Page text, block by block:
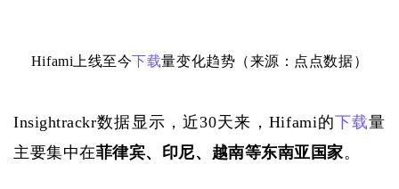
Hifami上线至今下载量变化趋势（来源：点点数据）
Insightrackr数据显示，近30天来，Hifami的下载量
主要集中在菲律宾、印尼、越南等东南亚国家。